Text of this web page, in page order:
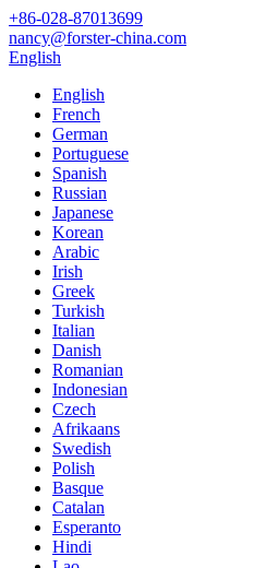
+86-028-87013699
nancy@forster-china.com
English
English
French
German
Portuguese
Spanish
Russian
Japanese
Korean
Arabic
Irish
Greek
Turkish
Italian
Danish
Romanian
Indonesian
Czech
Afrikaans
Swedish
Polish
Basque
Catalan
Esperanto
Hindi